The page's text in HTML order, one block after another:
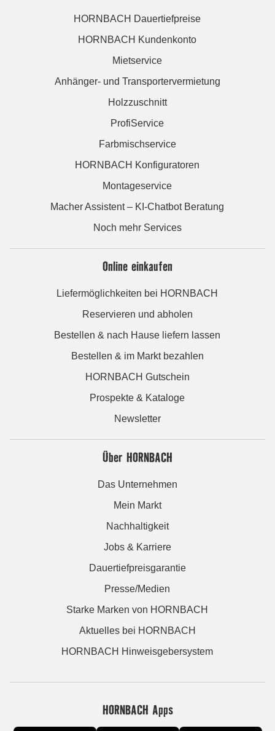
HORNBACH Dauertiefpreise
HORNBACH Kundenkonto
Mietservice
Anhänger- und Transportervermietung
Holzzuschnitt
ProfiService
Farbmischservice
HORNBACH Konfiguratoren
Montageservice
Macher Assistent – KI-Chatbot Beratung
Noch mehr Services
Online einkaufen
Liefermöglichkeiten bei HORNBACH
Reservieren und abholen
Bestellen & nach Hause liefern lassen
Bestellen & im Markt bezahlen
HORNBACH Gutschein
Prospekte & Kataloge
Newsletter
Über HORNBACH
Das Unternehmen
Mein Markt
Nachhaltigkeit
Jobs & Karriere
Dauertiefpreisgarantie
Presse/Medien
Starke Marken von HORNBACH
Aktuelles bei HORNBACH
HORNBACH Hinweisgebersystem
HORNBACH Apps